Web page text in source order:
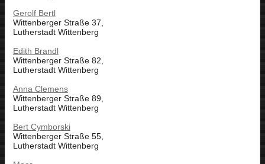
Gerolf Bertl
Wittenberger Straße 37,
Lutherstadt Wittenberg
Edith Brandl
Wittenberger Straße 82,
Lutherstadt Wittenberg
Anna Clemens
Wittenberger Straße 89,
Lutherstadt Wittenberg
Bert Cymborski
Wittenberger Straße 55,
Lutherstadt Wittenberg